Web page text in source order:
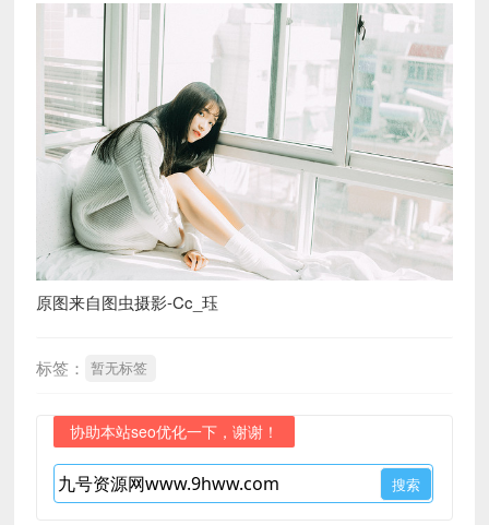
原图来自图虫摄影-Cc_珏
标签： 暂无标签
协助本站seo优化一下，谢谢！